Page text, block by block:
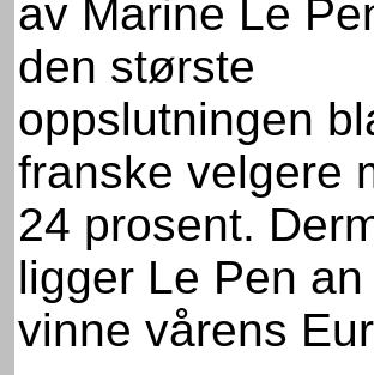
av Marine Le
den største
oppslutningen
franske velgere
24 prosent.
ligger Le Pen
vinne vårens